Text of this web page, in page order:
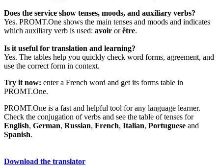
Does the service show tenses, moods, and auxiliary verbs?
Yes. PROMT.One shows the main tenses and moods and indicates
which auxiliary verb is used: avoir orêtre.
Is it useful for translation and learning?
Yes. The tables help you quickly check word forms, agreement, and
use the correct form in context.
Try it now: enter a French word and get its forms table in
PROMT.One.
PROMT.One is a fast and helpful tool for any language learner.
Check the conjugation of verbs and see the table of tenses for
English, German, Russian, French, Italian, Portuguese and
Spanish.
Download the translator